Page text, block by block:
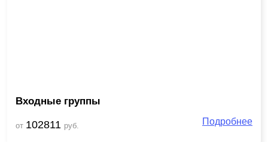
Входные группы
от 102811 руб. Подробнее